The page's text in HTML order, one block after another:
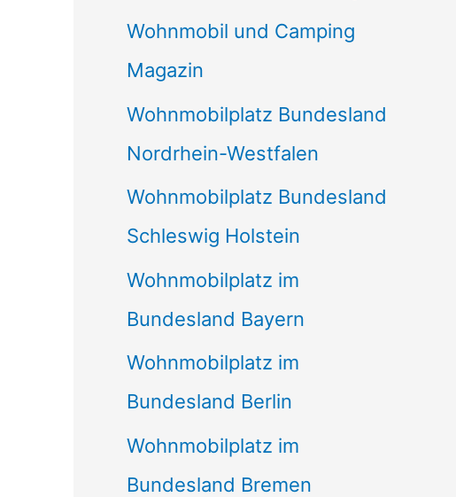
Wohnmobil und Camping
Magazin
Wohnmobilplatz Bundesland
Nordrhein-Westfalen
Wohnmobilplatz Bundesland
Schleswig Holstein
Wohnmobilplatz im
Bundesland Bayern
Wohnmobilplatz im
Bundesland Berlin
Wohnmobilplatz im
Bundesland Bremen